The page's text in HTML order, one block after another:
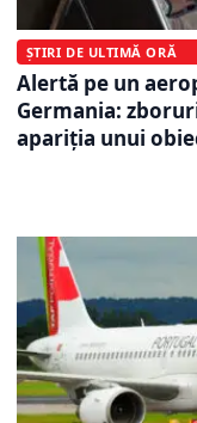
ȘTIRI DE ULTIMĂ ORĂ
Alertă pe un
Germania:
apariția unui